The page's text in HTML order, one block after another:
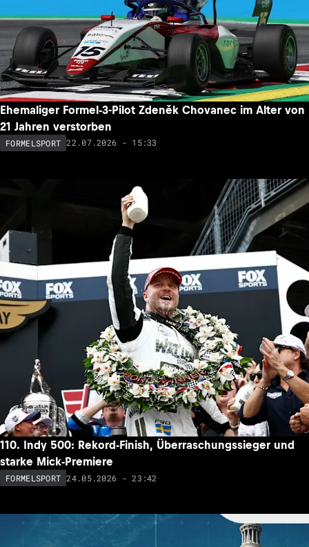
Ehemaliger Formel-3-Pilot Zdeněk Chovanec im Alter von
21 Jahren verstorben
FORMELSPORT 22.07.2026 - 15:33
110. Indy 500: Rekord-Finish, Überraschungssieger und
starke Mick-Premiere
FORMELSPORT 24.05.2026 - 23:42